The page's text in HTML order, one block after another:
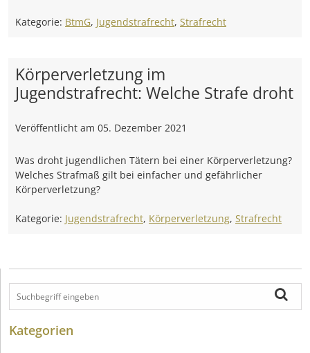
Kategorie: BtmG, Jugendstrafrecht, Strafrecht
Körperverletzung im
Jugendstrafrecht: Welche Strafe droht
Veröffentlicht am 05. Dezember 2021
Was droht jugendlichen Tätern bei einer Körperverletzung?
Welches Strafmaß gilt bei einfacher und gefährlicher
Körperverletzung?
Kategorie: Jugendstrafrecht, Körperverletzung, Strafrecht
Kategorien